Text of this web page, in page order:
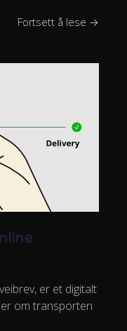
Fortsett å lese →
er et digitalt
om transporten